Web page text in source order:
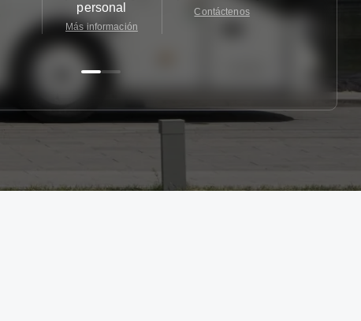
personal
Más información
Contáctenos